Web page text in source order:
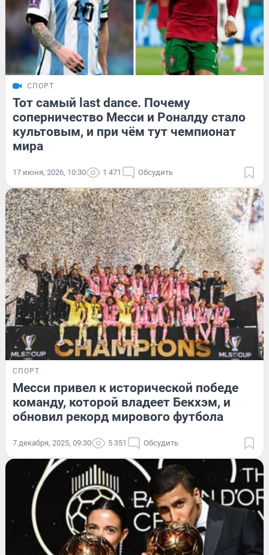
СПОРТ
Тот самый last dance. Почему
соперничество Месси и Роналду стало
культовым, и при чём тут чемпионат
мира
17 июня, 2026, 10:30 1 471 Обсудить
СПОРТ
Месси привел к исторической победе
команду, которой владеет Бекхэм, и
обновил рекорд мирового футбола
7 декабря, 2025, 09:30 5 351 Обсудить